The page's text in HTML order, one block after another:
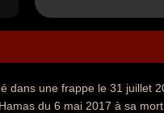
dans une frappe le 31 juillet
du 6 mai 2017 à sa